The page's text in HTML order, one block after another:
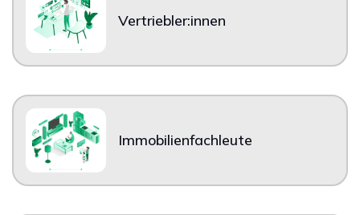
Vertriebler:innen
Immobilienfachleute